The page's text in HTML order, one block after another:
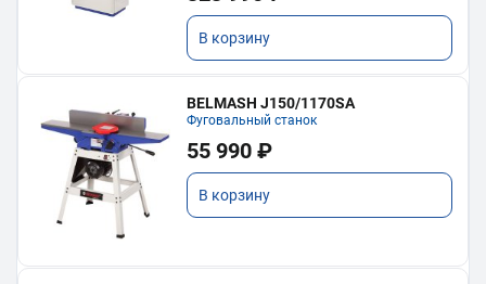
В корзину
BELMASH J150/1170SA
Фуговальный станок
55 990 ₽
В корзину